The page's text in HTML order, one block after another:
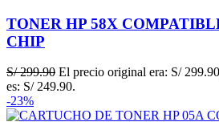
TONER HP 58X
CHIP
S/299.90 El precio original era: S/
es: S/ 249.90.
-23%